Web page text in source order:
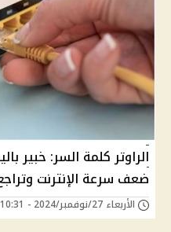
الراوتر كلمة السر: خبير
ضعف سرعة الإنترنت
الأربعاء 27/نوفمبر/2024 - 10:31 م